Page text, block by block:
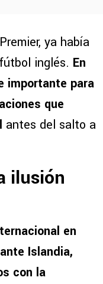
ya había
inglés. En
importante para
que
antes del salto a
ilusión
en
Islandia,
con la